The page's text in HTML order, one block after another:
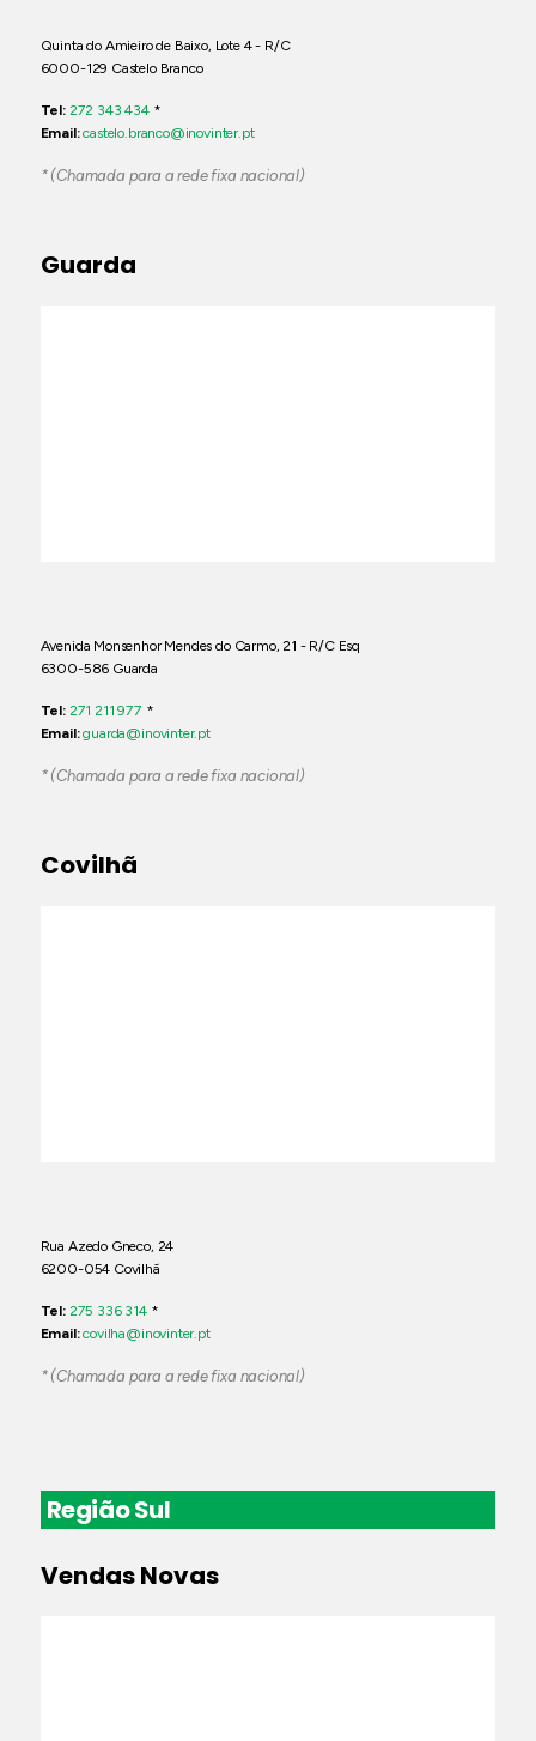
Quinta do Amieiro de Baixo, Lote 4 - R/C
6000-129 Castelo Branco
Tel: 272 343 434*
Email: castelo.branco@inovinter.pt
* (Chamada para a rede fixa nacional)
Guarda
Avenida Monsenhor Mendes do Carmo, 21 - R/C Esq
6300-586 Guarda
Tel: 271 211 977 *
Email: guarda@inovinter.pt
* (Chamada para a rede fixa nacional)
Covilhã
Rua Azedo Gneco, 24
6200-054 Covilhã
Tel: 275 336 314*
Email: covilha@inovinter.pt
* (Chamada para a rede fixa nacional)
Região Sul
Vendas Novas